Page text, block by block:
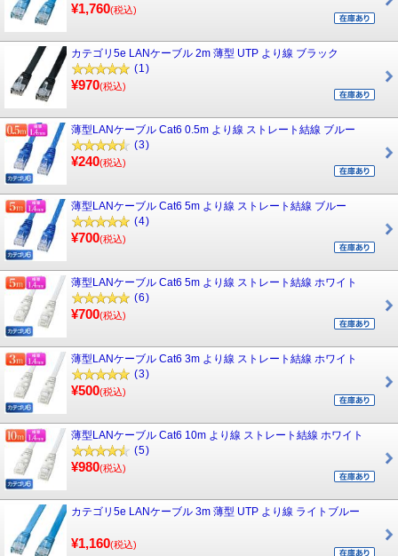
¥1,760(税込)
カテゴリ5e LANケーブル 2m 薄型 UTP より線 ブラック
(1)
¥970(税込)
薄型LANケーブル Cat6 0.5m より線 ストレート結線 ブルー
(3)
¥240(税込)
薄型LANケーブル Cat6 5m より線 ストレート結線 ブルー
(4)
¥700(税込)
薄型LANケーブル Cat6 5m より線 ストレート結線 ホワイト
(6)
¥700(税込)
薄型LANケーブル Cat6 3m より線 ストレート結線 ホワイト
(3)
¥500(税込)
薄型LANケーブル Cat6 10m より線 ストレート結線 ホワイト
(5)
¥980(税込)
カテゴリ5e LANケーブル 3m 薄型 UTP より線 ライトブルー
¥1,160(税込)